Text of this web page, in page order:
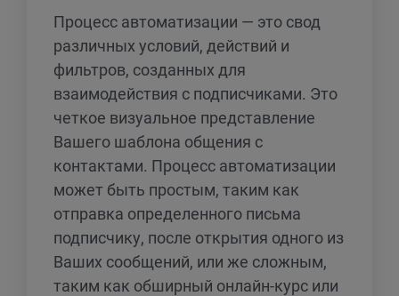
Процесс автоматизации — это свод
различных условий, действий и
фильтров, созданных для
взаимодействия с подписчиками. Это
четкое визуальное представление
Вашего шаблона общения с
контактами. Процесс автоматизации
может быть простым, таким как
отправка определенного письма
подписчику, после открытия одного из
Ваших сообщений, или же сложным,
таким как обширный онлайн-курс или